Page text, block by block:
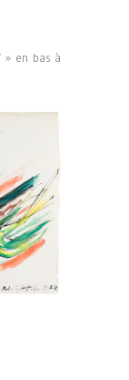
» en bas à